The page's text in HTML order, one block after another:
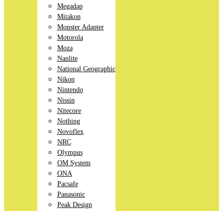
Megadap
Mitakon
Monster Adapter
Motorola
Moza
Nanlite
National Geographic
Nikon
Nintendo
Nissin
Nitecore
Nothing
Novoflex
NRC
Olympus
OM System
ONA
Pacsafe
Panasonic
Peak Design